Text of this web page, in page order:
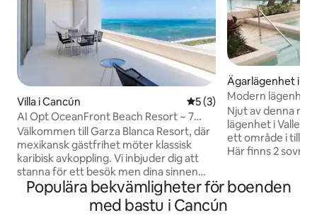
Villa i Cancún 5 av 5 i genomsnittligt
5 (3)
AI Opt OceanFront Beach Resort ~ 7
@MyBeachSuites
Välkommen till Garza Blanca Resort, där
mexikansk gästfrihet möter klassisk
karibisk avkoppling. Vi inbjuder dig att
stanna för ett besök men dina sinnen
kommer att be dig att stanna för evigt
Njut av en av regionens mest exklusiva
och moderna semesterorter för lyxiga
Ägarlägenhet i
Modern lägenhet
förstklassiga
Njut av denna
lägenhet i Valle
ett område i
Här finns 2
badrum, ett
terrass, AC, ett
Populära bekvämligheter för boenden
med bastu i Cancún